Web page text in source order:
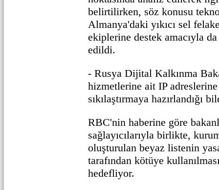
belirtilirken, söz konusu
Almanya'daki yıkıcı sel
ekiplerine destek amacıyla da
edildi.
- Rusya Dijital Kalkınma
hizmetlerine ait IP
sıkılaştırmaya hazırlandığı
RBC'nin haberine göre
sağlayıcılarıyla birlikte,
oluşturulan beyaz listenin
tarafından kötüye
hedefliyor.